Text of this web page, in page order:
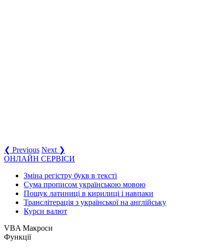
❮ Previous Next ❯
ОНЛАЙН СЕРВІСИ
Зміна регістру букв в тексті
Сума прописом українською мовою
Пошук латиниці в кирилиці і навпаки
Транслітерація з української на англійську
Курси валют
VBA Макроси
Функції